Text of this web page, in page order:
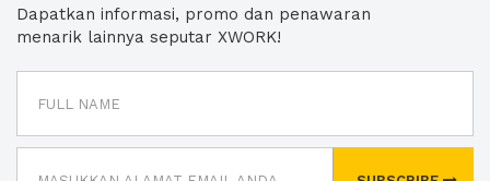
Dapatkan informasi, promo dan penawaran
menarik lainnya seputar XWORK!